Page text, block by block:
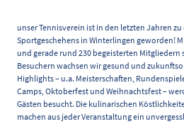
unser Tennisverein ist in den letzten Jahren
Sportgeschehens in Winterlingen geworden!
und gerade rund 230 begeisterten
Besuchern wachsen wir gesund und
Highlights – u.a. Meisterschaften,
Camps, Oktoberfest und Weihnachtsfest –
Gästen besucht. Die kulinarischen
machen aus jeder Veranstaltung ein